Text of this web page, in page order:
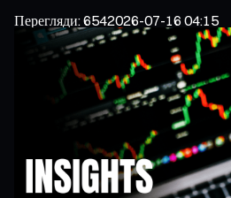
Перегляди:6542026-07-16 04:15